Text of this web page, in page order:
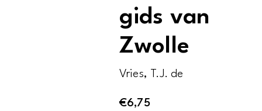
gids van
Zwolle
Vries, T.J. de
€6,75